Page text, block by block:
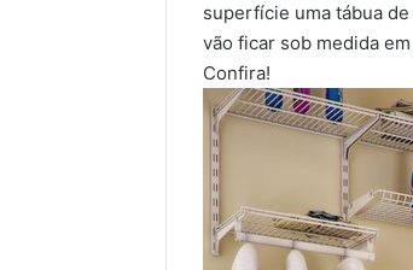
superfície uma tábua
vão ficar sob medida
Confira!